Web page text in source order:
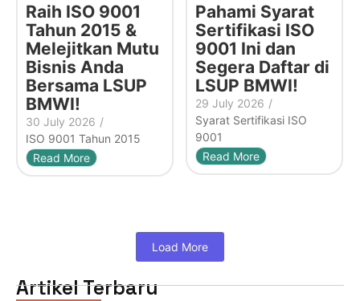
Raih ISO 9001
Tahun 2015 &
Melejitkan Mutu
Bisnis Anda
Bersama LSUP
BMWI!
30 July 2026 /
ISO 9001 Tahun 2015
Read More
Pahami Syarat
Sertifikasi ISO
9001 Ini dan
Segera Daftar di
LSUP BMWI!
29 July 2026 /
Syarat Sertifikasi ISO
9001
Read More
Load More
Artikel Terbaru